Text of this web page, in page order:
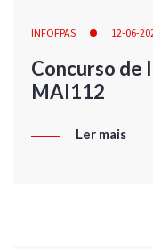
INFOFPAS 12-06-
Concurso de
MAI112
Ler mais